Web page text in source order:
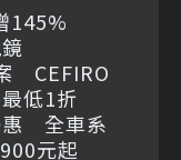
145%
CEFIRO
低1折
惠 全車系
元起